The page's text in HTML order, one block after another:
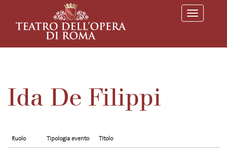
T
o
l
Ida De Filippi
Ruolo Tipologia evento Titolo